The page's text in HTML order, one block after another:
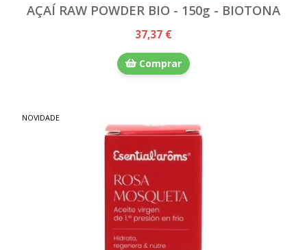
AÇAÍ RAW POWDER BIO - 150g - BIOTONA
37,37 €
Comprar
NOVIDADE